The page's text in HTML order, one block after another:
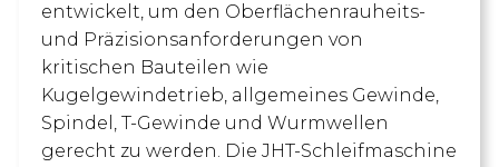
entwickelt, um den Oberflächenrauheits-
und Präzisionsanforderungen von
kritischen Bauteilen wie
Kugelgewindetrieb, allgemeines Gewinde,
Spindel, T-Gewinde und Wurmwellen
gerecht zu werden. Die JHT-Schleifmaschine